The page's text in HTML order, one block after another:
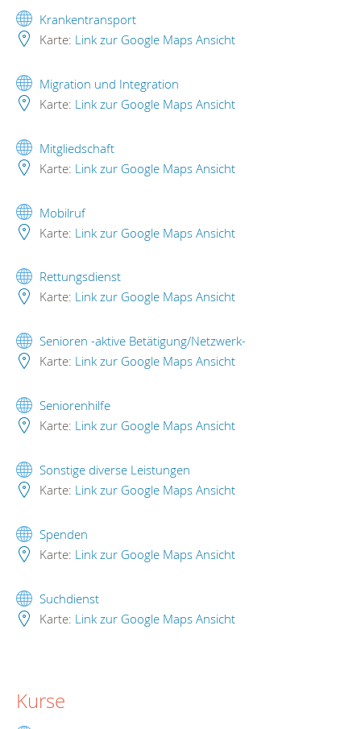
Krankentransport
Karte: Link zur Google Maps Ansicht
Migration und Integration
Karte: Link zur Google Maps Ansicht
Mitgliedschaft
Karte: Link zur Google Maps Ansicht
Mobilruf
Karte: Link zur Google Maps Ansicht
Rettungsdienst
Karte: Link zur Google Maps Ansicht
Senioren -aktive Betätigung/Netzwerk-
Karte: Link zur Google Maps Ansicht
Seniorenhilfe
Karte: Link zur Google Maps Ansicht
Sonstige diverse Leistungen
Karte: Link zur Google Maps Ansicht
Spenden
Karte: Link zur Google Maps Ansicht
Suchdienst
Karte: Link zur Google Maps Ansicht
Kurse